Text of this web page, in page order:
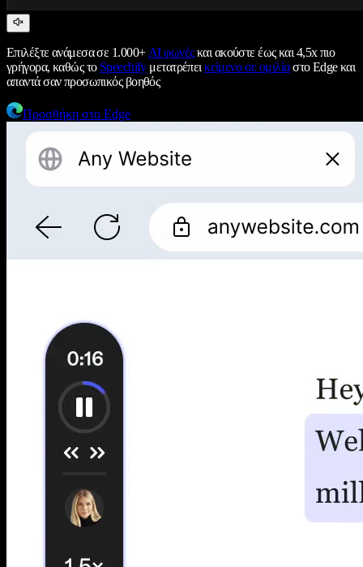
Επιλέξτε ανάμεσα σε 1.000+ AI φωνέςκαι ακούστε έως και 4,5x πιο
γρήγορα, καθώς το Speechifyμετατρέπεικείμενο σε ομιλίαστο Edge και
απαντά σαν προσωπικός βοηθός
Προσθήκη στο Edge